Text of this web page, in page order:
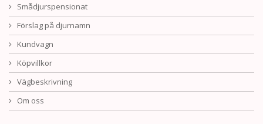
Smådjurspensionat
Förslag på djurnamn
Kundvagn
Köpvillkor
Vägbeskrivning
Om oss